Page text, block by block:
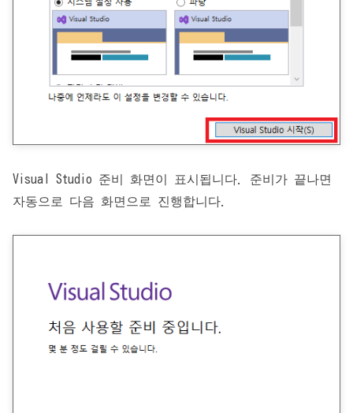
Visual Studio 준비 화면이 표시됩니다. 준비가 끝나면
자동으로 다음 화면으로 진행합니다.